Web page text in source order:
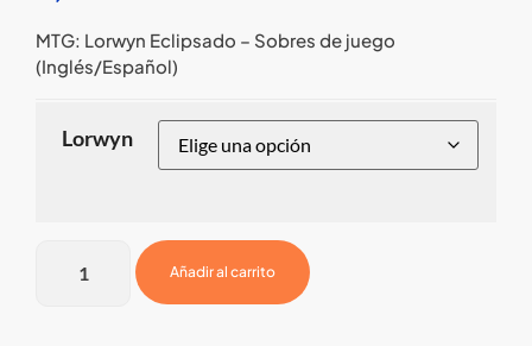
MTG: Lorwyn Eclipsado – Sobres de juego
(Inglés/Español)
Lorwyn
Añadir al carrito